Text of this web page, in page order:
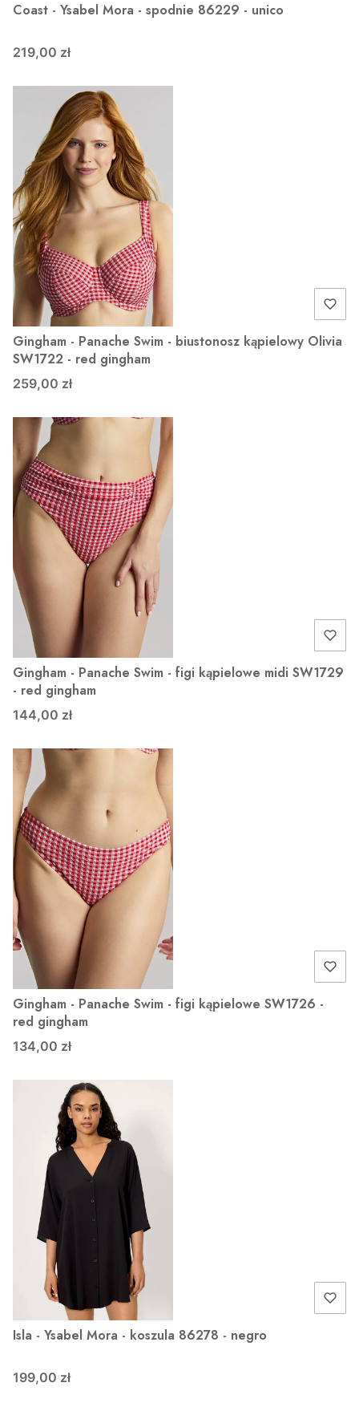
Coast - Ysabel Mora - spodnie 86229 - unico
219,00 zł
Gingham - Panache Swim - biustonosz kąpielowy Olivia
SW1722 - red gingham
259,00 zł
Gingham - Panache Swim - figi kąpielowe midi SW1729
- red gingham
144,00 zł
Gingham - Panache Swim - figi kąpielowe SW1726 -
red gingham
134,00 zł
Isla - Ysabel Mora - koszula 86278 - negro
199,00 zł